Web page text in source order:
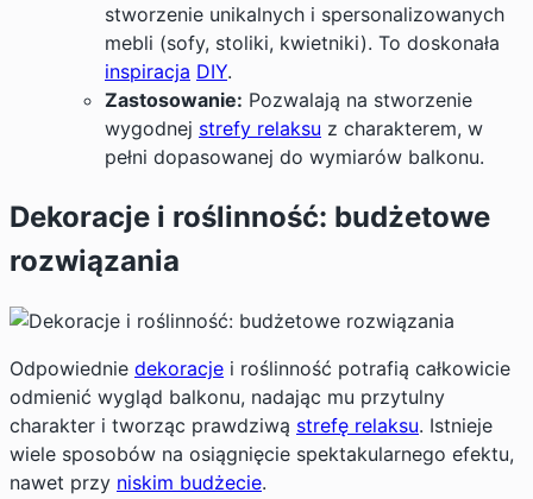
stworzenie unikalnych i spersonalizowanych
mebli (sofy, stoliki, kwietniki). To doskonała
inspiracja DIY.
Zastosowanie: Pozwalają na stworzenie
wygodnej strefy relaksu z charakterem, w
pełni dopasowanej do wymiarów balkonu.
Dekoracje i roślinność: budżetowe
rozwiązania
Odpowiednie dekoracje i roślinność potrafią całkowicie
odmienić wygląd balkonu, nadając mu przytulny
charakter i tworząc prawdziwą strefę relaksu. Istnieje
wiele sposobów na osiągnięcie spektakularnego efektu,
nawet przy niskim budżecie.